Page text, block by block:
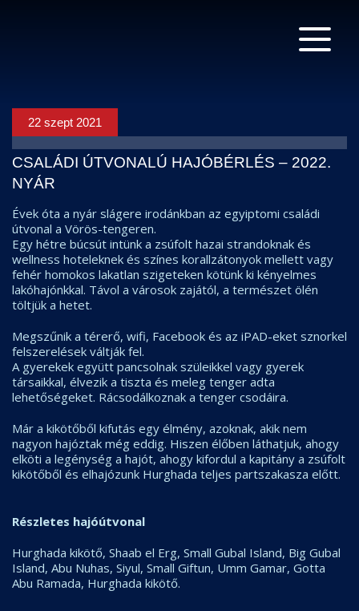
22 szept 2021
CSALÁDI ÚTVONALÚ HAJÓBÉRLÉS – 2022.
NYÁR
Évek óta a nyár slágere irodánkban az egyiptomi családi
útvonal a Vörös-tengeren.
Egy hétre búcsút intünk a zsúfolt hazai strandoknak és
wellness hoteleknek és színes korallzátonyok mellett vagy
fehér homokos lakatlan szigeteken kötünk ki kényelmes
lakóhajónkkal. Távol a városok zajától, a természet ölén
töltjük a hetet.
Megszűnik a térerő, wifi, Facebook és az iPAD-eket sznorkel
felszerelések váltják fel.
A gyerekek együtt pancsolnak szüleikkel vagy gyerek
társaikkal, élvezik a tiszta és meleg tenger adta
lehetőségeket. Rácsodálkoznak a tenger csodáira.
Már a kikötőből kifutás egy élmény, azoknak, akik nem
nagyon hajóztak még eddig. Hiszen élőben láthatjuk, ahogy
elköti a legénység a hajót, ahogy kifordul a kapitány a zsúfolt
kikötőből és elhajózunk Hurghada teljes partszakasza előtt.
Részletes hajóútvonal
Hurghada kikötő, Shaab el Erg, Small Gubal Island, Big Gubal
Island, Abu Nuhas, Siyul, Small Giftun, Umm Gamar, Gotta
Abu Ramada, Hurghada kikötő.